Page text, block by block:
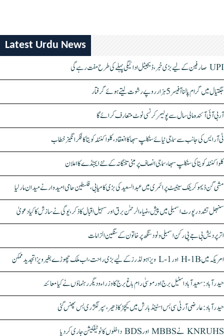
Latest Urdu News
UPI صارفین کے لیے بڑی خبر، ڈیجیٹل ادائیگی پہلے کی طرح مفت رہے گی
جگتیال میں گرام پالنا آفیسر 5 ہزار روپے رشوت لیتے ہوئے گرفتار
آر بی آئی آئندہ مالی سال سے پولیمر کرنسی نوٹ متعارف کرائے گا
ٹی آر ایس کی جانب سے سماجی نیائے سنکلپ سبھا کا انعقاد، کلواکنٹلہ کویتا کا فکر انگیز خطاب
کلواکنٹلہ کویتا کی سنکلپ سبھا، سماجی انصاف پر مبنی تلنگانہ کے نئے ایجنڈے کا اعلان
مشی گن ڈیموکریٹک سینیٹ پرائمری میں عبدالسعید کی بڑی کامیابی، فلسطین حامی امیدوار نے میدان مار لیا
سنبھل تشدد رپورٹ اسمبلی میں پیش، ضیاء الرحمٰن برق اور سہیل اقبال کا ذکر، یوگی نے سازش کا کیا دعویٰ
اتر پردیش بی جے پی رکن اسمبلی ونود سنگھ پر خاتون کے سنگین الزامات
امریکہ میں H-1B اور L-1 ویزا ہولڈرز کے لیے بڑی راحت، اب ملک چھوڑے بغیر ویزا تجدید ممکن
حیدرآباد: سعیدآباد اسٹیل برج اور موسیٰ رام باغ برج کا وزراء و دیگر رہنماؤں نے کیا معائنہ
حیدرآباد: عارضی آر ٹی سی بس اسٹینڈ بارش میں کیچڑ کا ڈھیر، سپر لگژری بس پھنس گئی
KNRUHS نے MBBS اور BDS داخلوں کا نوٹیفکیشن جاری کر دیا